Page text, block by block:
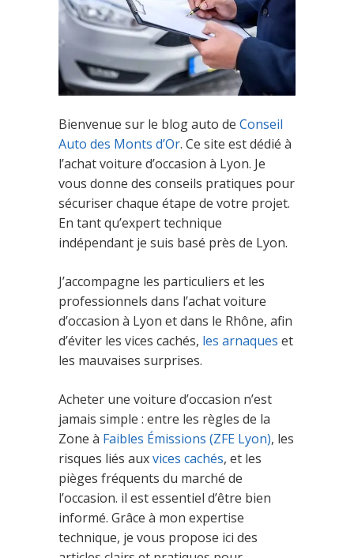
Bienvenue sur le blog auto de Conseil
Auto des Monts d’Or. Ce site est dédié à
l’achat voiture d’occasion à Lyon. Je
vous donne des conseils pratiques pour
sécuriser chaque étape de votre projet.
En tant qu’expert technique
indépendant je suis basé près de Lyon.
J’accompagne les particuliers et les
professionnels dans l’achat voiture
d’occasion à Lyon et dans le Rhône, afin
d’éviter les vices cachés, les arnaques et
les mauvaises surprises.
Acheter une voiture d’occasion n’est
jamais simple : entre les règles de la
Zone à Faibles Émissions (ZFE Lyon), les
risques liés auxvices cachés, et les
pièges fréquents du marché de
l’occasion. il est essentiel d’être bien
informé. Grâce à mon expertise
technique, je vous propose ici des